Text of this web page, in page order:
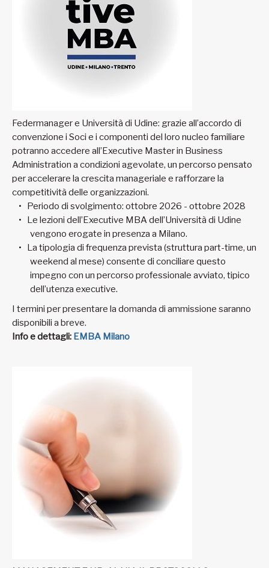
Federmanager e Università di Udine: grazie all’accordo di
convenzione i Soci e i componenti del loro nucleo familiare
potranno accedere all’Executive Master in Business
Administration a condizioni agevolate, un percorso pensato
per accelerare la crescita manageriale e rafforzare la
competitività delle organizzazioni.
Periodo di svolgimento: ottobre 2026 - ottobre 2028
Le lezioni dell’Executive MBA dell’Università di Udine
vengono erogate in presenza a Milano.
La tipologia di frequenza prevista (struttura part-time, un
weekend al mese) consente di conciliare questo
impegno con un percorso professionale avviato, tipico
dell’utenza executive.
I termini per presentare la domanda di ammissione saranno
disponibili a breve.
Info e dettagli: EMBA Milano